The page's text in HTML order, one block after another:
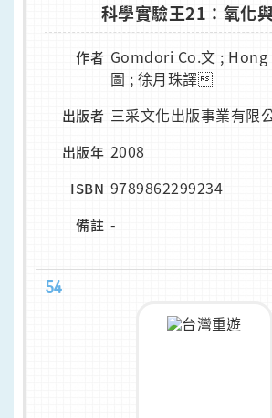
科學實驗王21：氧化
作者 Gomdori Co.文 ;
圖 ; 徐月珠譯
出版者 三采文化出版事業有限
出版年 2008
ISBN 9789862299234
備註 -
54